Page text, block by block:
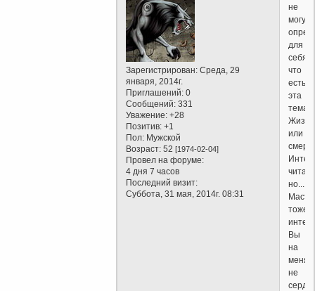
Зарегистрирован: Среда, 29
января, 2014г.
Приглашений: 0
Сообщений: 331
Уважение: +28
Позитив: +1
Пол: Мужской
Возраст: 52[1974-02-04]
Провел на форуме:
4 дня 7 часов
Последний визит:
Суббота, 31 мая, 2014г. 08:31
не
могу
для
себя,
что
есть
эта
тема...
Жизнь
или
но...
тоже
Вы
на
меня
не